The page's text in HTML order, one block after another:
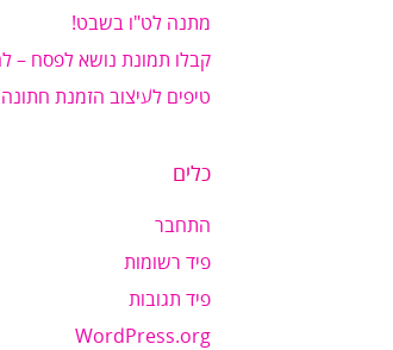
מתנה לט"ו בשבט!
קבלו תמונת נושא לפסח –
טיפים לעיצוב הזמנת חתונה
כלים
התחבר
פיד רשומות
פיד תגובות
WordPress.org